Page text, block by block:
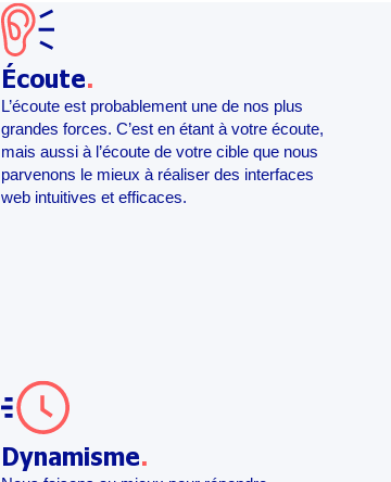
Écoute.
L’écoute est probablement une de nos plus
grandes forces. C’est en étant à votre écoute,
mais aussi à l’écoute de votre cible que nous
parvenons le mieux à réaliser des interfaces
web intuitives et efficaces.
Dynamisme.